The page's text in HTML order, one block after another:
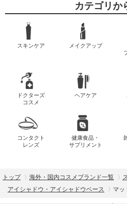
カテゴリか
スキンケア メイクアップ
ドクターズ
コスメ
ヘアケア
コンタクト
レンズ
健康食品・
サプリメント
トップ 海外・国内コスメブランド一覧
アイシャドウ・アイシャドウベース
マッ